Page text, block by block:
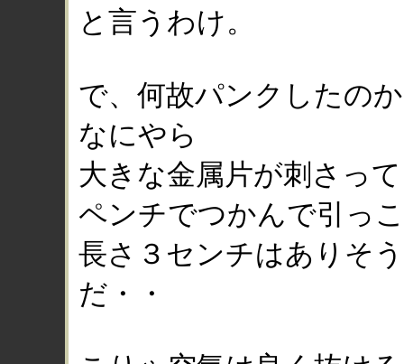
と言うわけ。
で、何故パンクしたの
なにやら
大きな金属片が刺さっ
ペンチでつかんで引っ
長さ３センチはありそ
だ・・